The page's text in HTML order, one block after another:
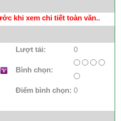
khi xem chi tiết toàn văn..
Lượt tải: 0
Bình chọn:
Điểm bình chọn: 0